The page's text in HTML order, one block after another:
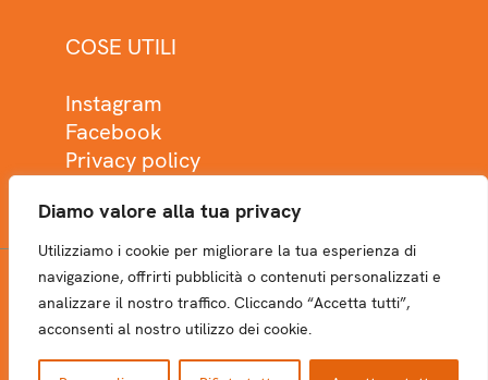
Diamo valore alla tua privacy
Utilizziamo i cookie per migliorare la tua esperienza di
navigazione, offrirti pubblicità o contenuti personalizzati e
analizzare il nostro traffico. Cliccando “Accetta tutti”,
acconsenti al nostro utilizzo dei cookie.
COSE UTILI
Instagram
Facebook
Privacy policy
NEWSLETTER